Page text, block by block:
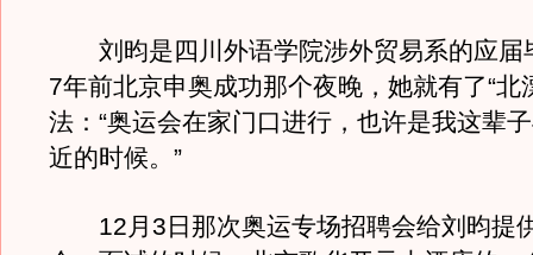
刘昀是四川外语学院涉外贸易系的应届
7年前北京申奥成功那个夜晚，她就有了“北
法：“奥运会在家门口进行，也许是我这辈
近的时候。”
12月3日那次奥运专场招聘会给刘昀提